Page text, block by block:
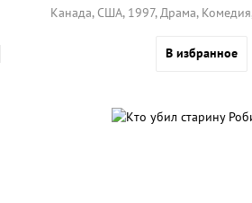
Канада, США, 1997, Драма,
В избранное